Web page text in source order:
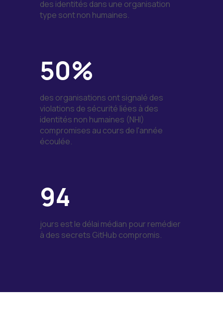
des identités dans une organisation
type sont non humaines.
50%
des organisations ont signalé des
violations de sécurité liées à des
identités non humaines (NHI)
compromises au cours de l'année
écoulée.
94
jours est le délai médian pour remédier
à des secrets GitHub compromis.